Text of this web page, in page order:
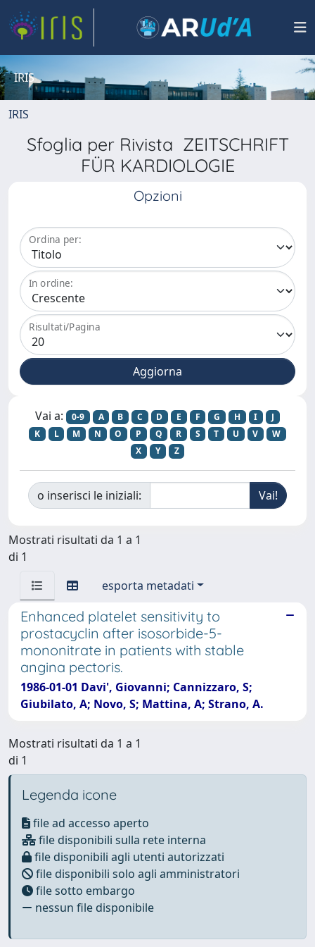
IRIS
IRIS
Sfoglia per Rivista ZEITSCHRIFT
FÜR KARDIOLOGIE
Opzioni
Ordina per:
In ordine:
Risultati/Pagina
Vai a: 0-9 A B C D E F G H I
J
K
L M N O P Q R S T U V
W
X
Y Z
o inserisci le iniziali:
Mostrati risultati da 1 a 1
di 1
esporta metadati
Enhanced platelet sensitivity to
prostacyclin after isosorbide-5-
mononitrate in patients with stable
angina pectoris.
1986-01-01 Davi', Giovanni; Cannizzaro, S;
Giubilato, A; Novo, S; Mattina, A; Strano, A.
Mostrati risultati da 1 a 1
di 1
Legenda icone
file ad accesso aperto
file disponibili sulla rete interna
file disponibili agli utenti autorizzati
file disponibili solo agli amministratori
file sotto embargo
nessun file disponibile